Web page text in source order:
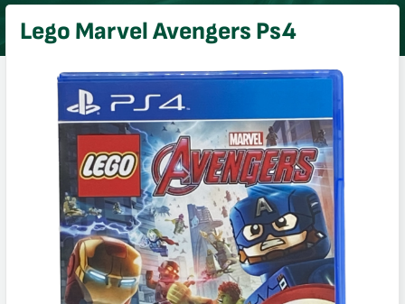
Lego Marvel Avengers Ps4
sulje